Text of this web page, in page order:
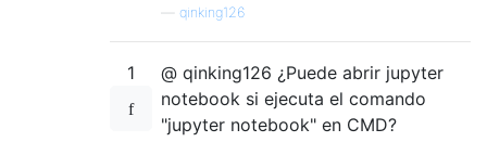
qinking126
1
@ qinking126 ¿Puede abrir jupyter
notebook si ejecuta el comando
"jupyter notebook" en CMD?